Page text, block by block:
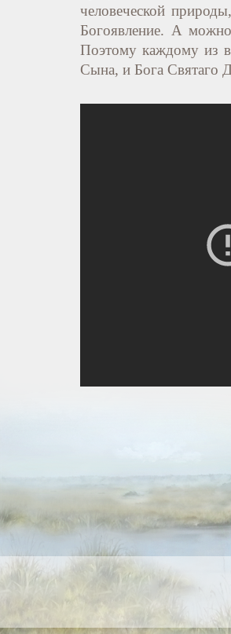
человеческой
Богоявление. А
Поэтому каждому из
Сына, и Бога Святаго